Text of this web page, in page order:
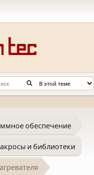
обеспечение
и библиотеки